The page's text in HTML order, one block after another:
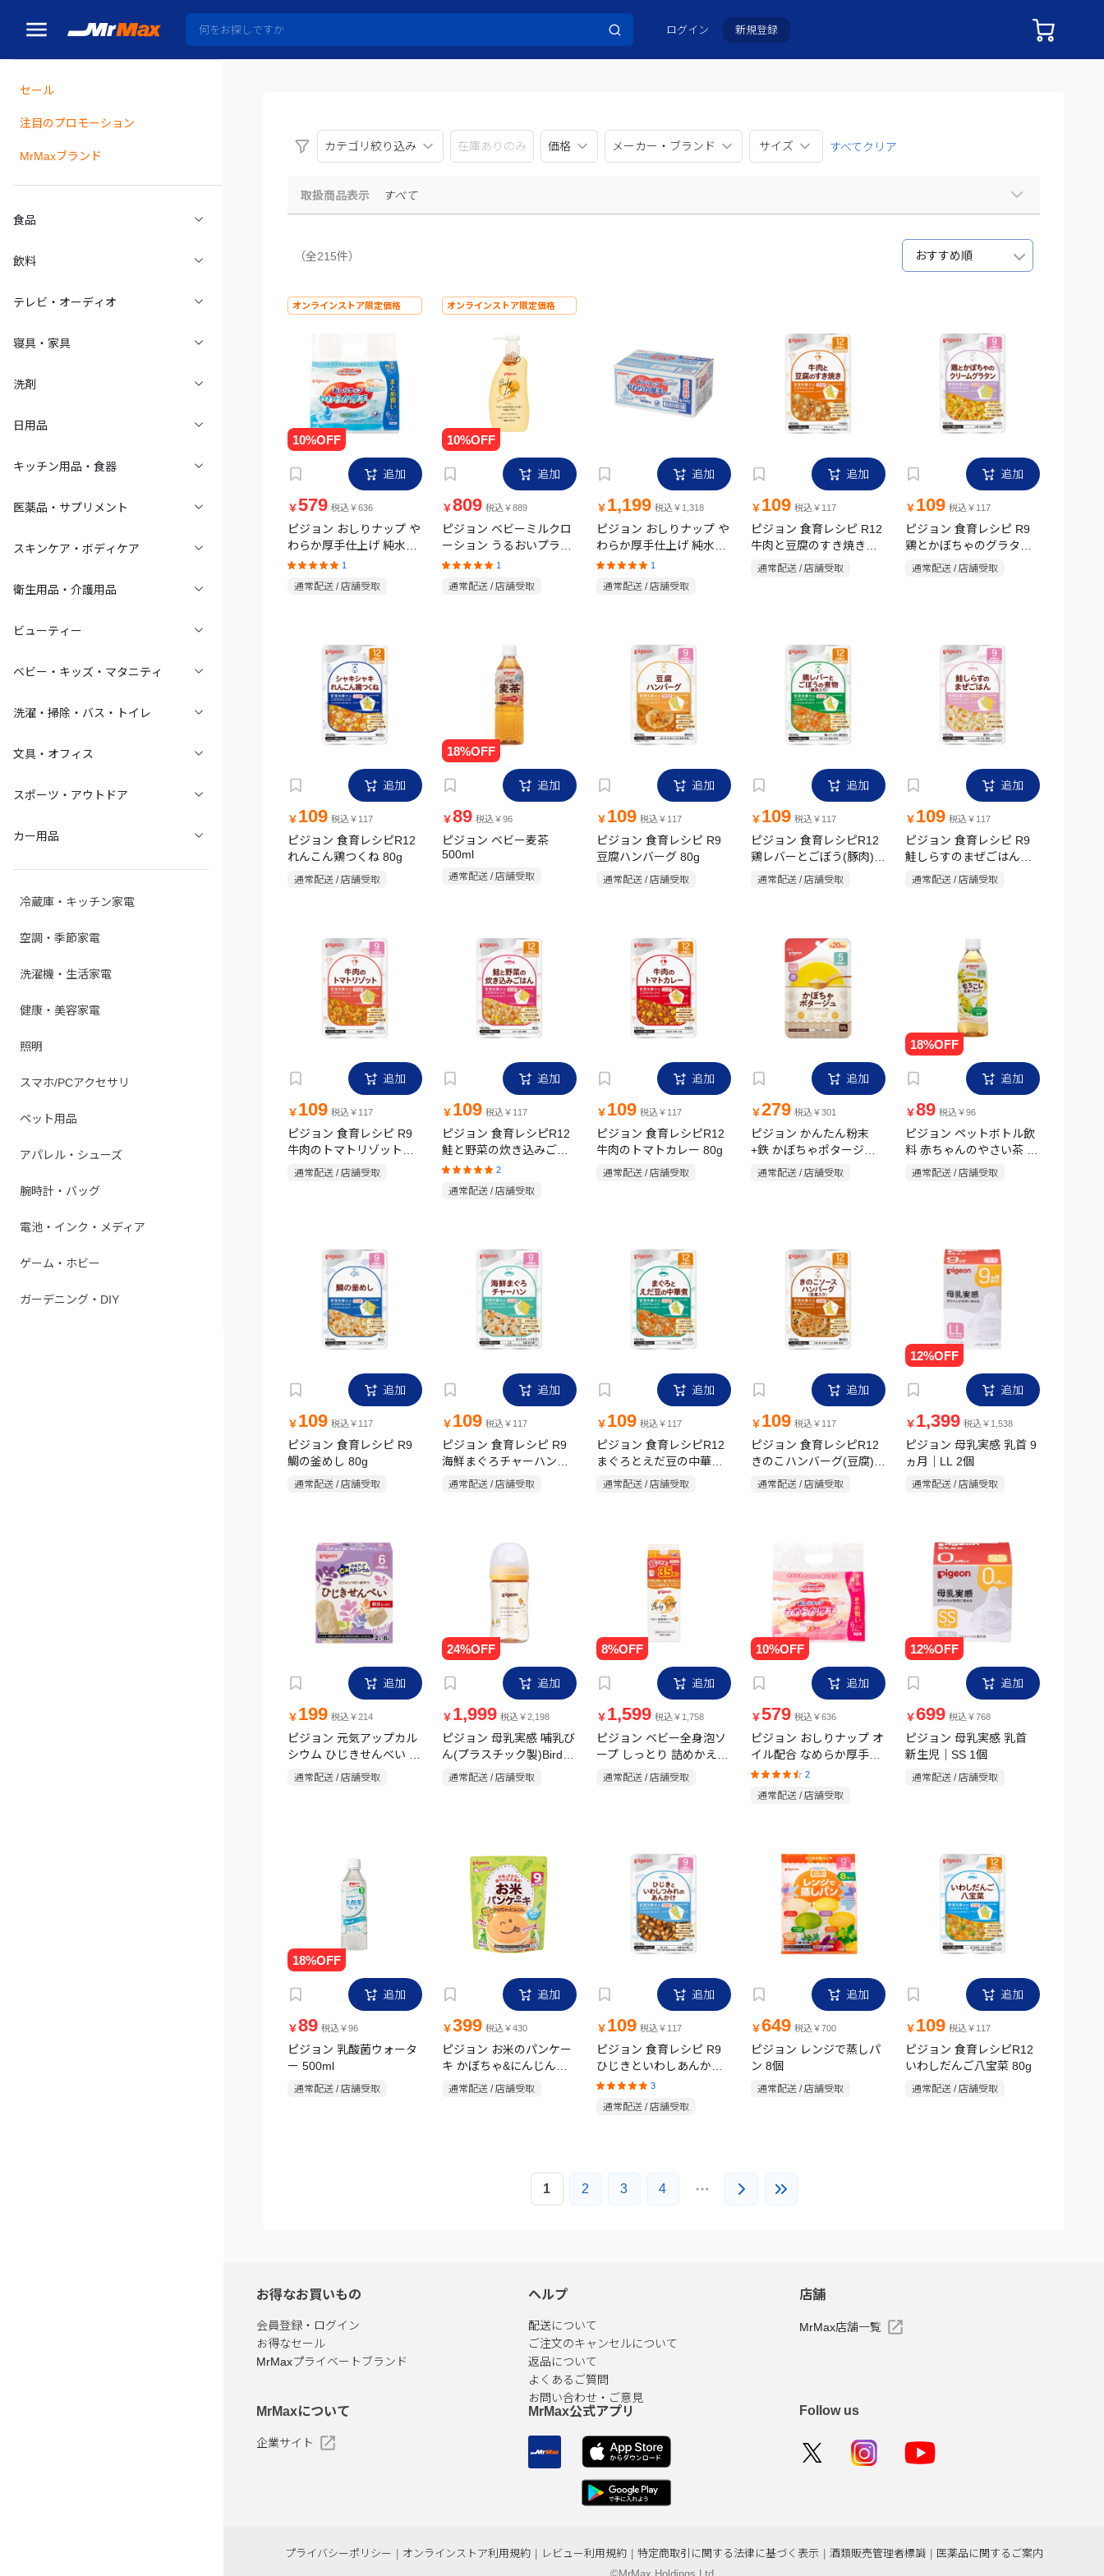
ログイン 新規登録
セール
注目のプロモーション
MrMaxブランド
食品
飲料
テレビ・オーディオ
寝具・家具
洗剤
日用品
キッチン用品・食器
医薬品・サプリメント
スキンケア・ボディケア
衛生用品・介護用品
ビューティー
ベビー・キッズ・マタニティ
洗濯・掃除・バス・トイレ
文具・オフィス
スポーツ・アウトドア
カー用品
冷蔵庫・キッチン家電
空調・季節家電
洗濯機・生活家電
健康・美容家電
照明
スマホ/PCアクセサリ
ペット用品
アパレル・シューズ
腕時計・バッグ
電池・インク・メディア
ゲーム・ホビー
ガーデニング・DIY
カテゴリ絞り込み
在庫ありのみ 価格 メーカー・ブランド サイズ すべてクリア
取扱商品表示 すべて
（全215件） おすすめ順
オンラインストア限定価格
追加
￥579 税込￥636
ピジョン おしりナップ や
わらか厚手仕上げ 純水
99％ 77枚×6個パック
1
通常配送 / 店舗受取
オンラインストア限定価格
追加
￥809 税込￥889
ピジョン ベビーミルクロ
ーション うるおいプラス
300g
1
通常配送 / 店舗受取
追加
￥ 1,199 税込￥1,318
ピジョン おしりナップ や
わらか厚手仕上げ 純水
99％ 80枚×12個パック
1
通常配送 / 店舗受取
追加
￥ 109 税込￥117
ピジョン 食育レシピ R12
牛肉と豆腐のすき焼き
通常配送 / 店舗受取
追加
￥ 109 税込￥117
ピジョン 食育レシピ R9
鶏とかぼちゃのグラタン
通常配送 / 店舗受取
追加
￥ 109 税込￥117
ピジョン 食育レシピR12
れんこん鶏つくね 80g
通常配送 / 店舗受取
追加
￥89 税込￥96
ピジョン ベビー麦茶
500ml
通常配送 / 店舗受取
追加
￥ 109 税込￥117
ピジョン 食育レシピ R9
豆腐ハンバーグ 80g
通常配送 / 店舗受取
追加
￥ 109 税込￥117
ピジョン 食育レシピR12
鶏レバーとごぼう(豚肉)
通常配送 / 店舗受取
追加
￥ 109 税込￥117
ピジョン 食育レシピ R9
鮭しらすのまぜごはん
通常配送 / 店舗受取
追加
￥ 109 税込￥117
ピジョン 食育レシピ R9
牛肉のトマトリゾット
通常配送 / 店舗受取
追加
￥ 109 税込￥117
ピジョン 食育レシピR12
鮭と野菜の炊き込みごは
ん 80g
2
通常配送 / 店舗受取
追加
￥ 109 税込￥117
ピジョン 食育レシピR12
牛肉のトマトカレー 80g
通常配送 / 店舗受取
追加
￥279 税込￥301
ピジョン かんたん粉末
+鉄 かぼちゃポタージュ
通常配送 / 店舗受取
追加
￥89 税込￥96
ピジョン ペットボトル飲
料 赤ちゃんのやさい茶 も
ろこし玄米ブレンド
500ml
通常配送 / 店舗受取
追加
￥ 109 税込￥117
ピジョン 食育レシピ R9
鯛の釜めし 80g
通常配送 / 店舗受取
追加
￥ 109 税込￥117
ピジョン 食育レシピ R9
海鮮まぐろチャーハン
通常配送 / 店舗受取
追加
￥ 109 税込￥117
ピジョン 食育レシピR12
まぐろとえだ豆の中華煮
通常配送 / 店舗受取
追加
￥ 109 税込￥117
ピジョン 食育レシピR12
きのこハンバーグ(豆腐)
通常配送 / 店舗受取
追加
￥ 1,399 税込￥1,538
ピジョン 母乳実感 乳首 9
ヵ月｜LL 2個
通常配送 / 店舗受取
追加
￥ 199 税込￥214
ピジョン 元気アップカル
シウム ひじきせんべい (2
枚×6袋) 24g
通常配送 / 店舗受取
追加
￥ 1,999 税込￥2,198
ピジョン 母乳実感 哺乳び
ん(プラスチック製)Bird
通常配送 / 店舗受取
追加
￥ 1,599 税込￥1,758
ピジョン ベビー全身泡ソ
ープ しっとり 詰めかえ用
3.5回分 1400ml
通常配送 / 店舗受取
追加
￥579 税込￥636
ピジョン おしりナップ オ
イル配合 なめらか厚手仕
上げ 64枚×6個パック
2
通常配送 / 店舗受取
追加
￥699 税込￥768
ピジョン 母乳実感 乳首
新生児｜SS 1個
通常配送 / 店舗受取
追加
￥89 税込￥96
ピジョン 乳酸菌ウォータ
ー 500ml
通常配送 / 店舗受取
追加
￥399 税込￥430
ピジョン お米のパンケー
キ かぼちゃ&にんじん
通常配送 / 店舗受取
追加
￥ 109 税込￥117
ピジョン 食育レシピ R9
ひじきといわしあんかけ
80g
3
通常配送 / 店舗受取
追加
￥649 税込￥700
ピジョン レンジで蒸しパ
ン 8個
通常配送 / 店舗受取
追加
￥ 109 税込￥117
ピジョン 食育レシピR12
いわしだんご八宝菜 80g
通常配送 / 店舗受取
1 2 3 4
お得なお買いもの
会員登録・ログイン
お得なセール
MrMaxプライベートブランド
ヘルプ
配送について
ご注文のキャンセルについて
返品について
よくあるご質問
お問い合わせ・ご意見
店舗
MrMax店舗一覧
MrMaxについて
企業サイト
MrMax公式アプリ Follow us
プライバシーポリシー オンラインストア利用規約 レビュー利用規約 特定商取引に関する法律に基づく表示 酒類販売管理者標識
医薬品に関するご案内